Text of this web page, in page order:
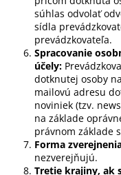
súhlas odvolať
sídla
prevádzkovateľa.
Spracovanie
účely:
dotknutej osoby
mailovú adresu
noviniek (tzv.
na základe
právnom základe
Forma
nezverejňujú.
Tretie krajiny, ak